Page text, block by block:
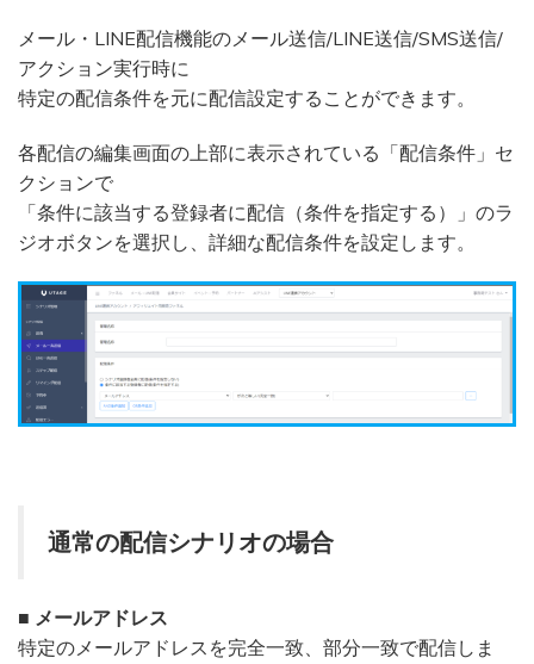
メール・LINE配信機能のメール送信/LINE送信/SMS送信/
アクション実行時に
特定の配信条件を元に配信設定することができます。
各配信の編集画面の上部に表示されている「配信条件」セ
クションで
「条件に該当する登録者に配信（条件を指定する）」のラ
ジオボタンを選択し、詳細な配信条件を設定します。
通常の配信シナリオの場合
■ メールアドレス
特定のメールアドレスを完全一致、部分一致で配信しま